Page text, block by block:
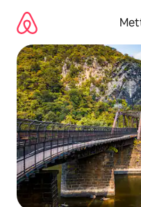
directement
contenu